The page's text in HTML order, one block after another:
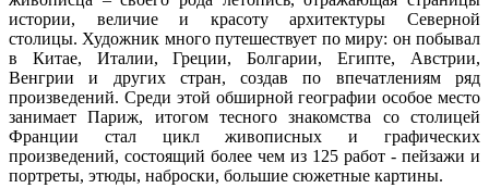
истории, величие и красоту архитектуры Северной
столицы. Художник много путешествует по миру: он побывал
в Китае, Италии, Греции, Болгарии, Египте, Австрии,
Венгрии и других стран, создав по впечатлениям ряд
произведений. Среди этой обширной географии особое место
занимает Париж, итогом тесного знакомства со столицей
Франции стал цикл живописных и графических
произведений, состоящий более чем из 125 работ - пейзажи и
портреты, этюды, наброски, большие сюжетные картины.